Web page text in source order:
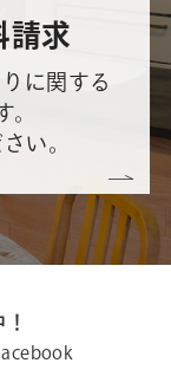
請求
に関する
。
い。